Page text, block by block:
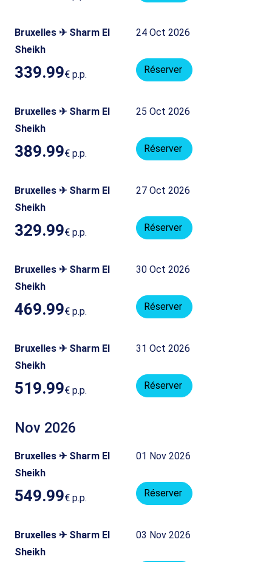
Bruxelles ✈ Sharm El
Sheikh
24 Oct 2026
339.99€ p.p. Réserver
Bruxelles ✈ Sharm El
Sheikh
25 Oct 2026
389.99€ p.p. Réserver
Bruxelles ✈ Sharm El
Sheikh
27 Oct 2026
329.99€ p.p. Réserver
Bruxelles ✈ Sharm El
Sheikh
30 Oct 2026
469.99€ p.p. Réserver
Bruxelles ✈ Sharm El
Sheikh
31 Oct 2026
519.99€ p.p. Réserver
Nov 2026
Bruxelles ✈ Sharm El
Sheikh
01 Nov 2026
549.99€ p.p. Réserver
Bruxelles ✈ Sharm El
Sheikh
03 Nov 2026